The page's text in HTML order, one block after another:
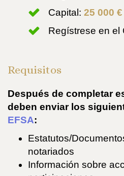
Capital: 25 000 €
Regístrese en el
Requisitos
Después de completar
deben enviar los
EFSA:
Estatutos/
notariados
Información sobre